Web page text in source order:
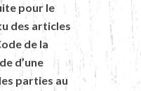
pour le
des articles
de la
d’une
parties au